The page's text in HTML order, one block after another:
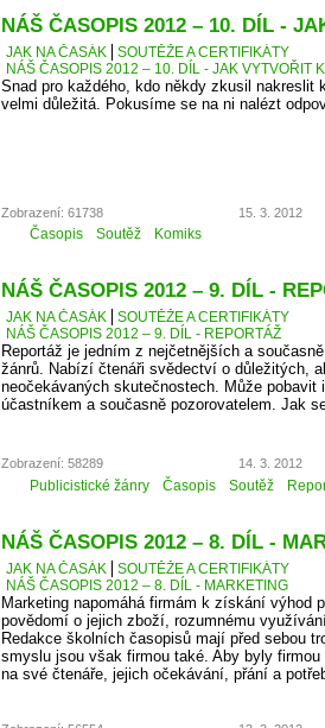
NÁŠ ČASOPIS 2012 – 10. DÍL -
JAK NA ČASÁK
SOUTĚŽE A CERTIFIKÁTY
NÁŠ ČASOPIS 2012 – 10. DÍL - JAK VYTVOŘIT
Snad pro každého, kdo někdy zkusil nakreslit
velmi důležitá. Pokusíme se na ni nalézt
Zobrazení: 61738 15. 3. 2012
Časopis Soutěž Komiks
NÁŠ ČASOPIS 2012 – 9. DÍL -
JAK NA ČASÁK
SOUTĚŽE A CERTIFIKÁTY
NÁŠ ČASOPIS 2012 – 9. DÍL - REPORTÁŽ
Reportáž je jedním z nejčetnějších a
žánrů. Nabízí čtenáři svědectví o důležitých,
neočekávaných skutečnostech. Může pobavit
účastníkem a současně pozorovatelem. Jak
Zobrazení: 58289 14. 3. 2012
Publicistické žánry Časopis Soutěž
NÁŠ ČASOPIS 2012 – 8. DÍL -
JAK NA ČASÁK
SOUTĚŽE A CERTIFIKÁTY
NÁŠ ČASOPIS 2012 – 8. DÍL - MARKETING
Marketing napomáhá firmám k získání výhod
povědomí o jejich zboží, rozumnému
Redakce školních časopisů mají před sebou
smyslu jsou však firmou také. Aby byly
na své čtenáře, jejich očekávání, přání a